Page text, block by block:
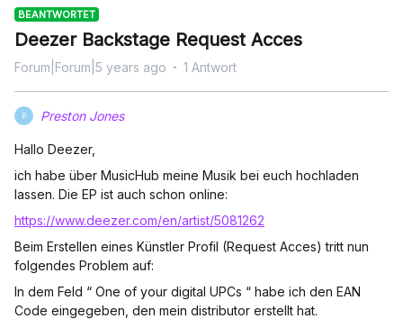
BEANTWORTET
Deezer Backstage Request Acces
Forum|Forum|5 years ago 1 Antwort
P Preston Jones
Hallo Deezer,
ich habe über MusicHub meine Musik bei euch hochladen
lassen. Die EP ist auch schon online:
https://www.deezer.com/en/artist/5081262
Beim Erstellen eines Künstler Profil (Request Acces) tritt nun
folgendes Problem auf:
In dem Feld “ One of your digital UPCs “ habe ich den EAN
Code eingegeben, den mein distributor erstellt hat.